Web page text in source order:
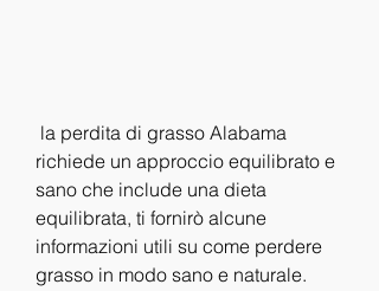
richiede un approccio equilibrato e
sano che include una dieta
equilibrata, ti fornirò alcune
informazioni utili su come perdere
grasso in modo sano e naturale.